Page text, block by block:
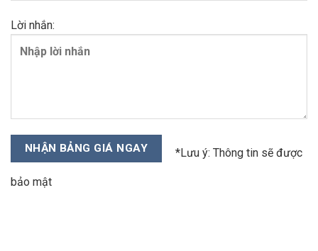
Lời nhắn:
*Lưu ý: Thông tin sẽ được
bảo mật